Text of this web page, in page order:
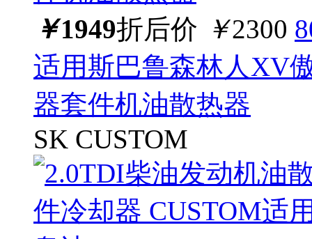
￥1949折后价 ￥2300
适用斯巴鲁森林人XV
器套件机油散热器
SK CUSTOM